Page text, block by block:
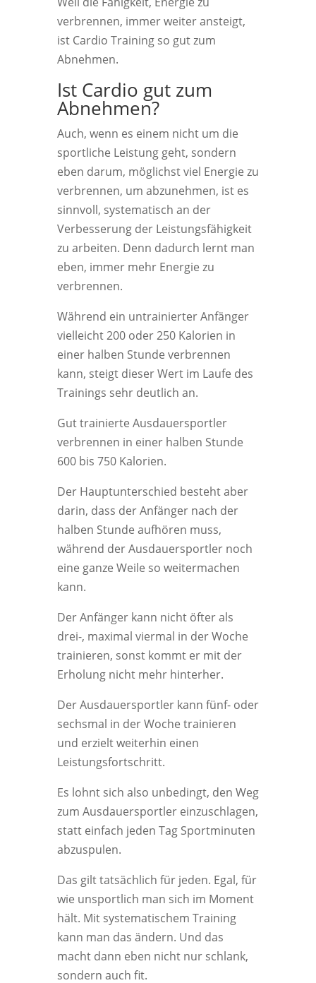
verbrennen, immer weiter ansteigt,
ist Cardio Training so gut zum
Abnehmen.
Ist Cardio gut zum
Abnehmen?
Auch, wenn es einem nicht um die
sportliche Leistung geht, sondern
eben darum, möglichst viel Energie zu
verbrennen, um abzunehmen, ist es
sinnvoll, systematisch an der
Verbesserung der Leistungsfähigkeit
zu arbeiten. Denn dadurch lernt man
eben, immer mehr Energie zu
verbrennen.
Während ein untrainierter Anfänger
vielleicht 200 oder 250 Kalorien in
einer halben Stunde verbrennen
kann, steigt dieser Wert im Laufe des
Trainings sehr deutlich an.
Gut trainierte Ausdauersportler
verbrennen in einer halben Stunde
600 bis 750 Kalorien.
Der Hauptunterschied besteht aber
darin, dass der Anfänger nach der
halben Stunde aufhören muss,
während der Ausdauersportler noch
eine ganze Weile so weitermachen
kann.
Der Anfänger kann nicht öfter als
drei-, maximal viermal in der Woche
trainieren, sonst kommt er mit der
Erholung nicht mehr hinterher.
Der Ausdauersportler kann fünf- oder
sechsmal in der Woche trainieren
und erzielt weiterhin einen
Leistungsfortschritt.
Es lohnt sich also unbedingt, den Weg
zum Ausdauersportler einzuschlagen,
statt einfach jeden Tag Sportminuten
abzuspulen.
Das gilt tatsächlich für jeden. Egal, für
wie unsportlich man sich im Moment
hält. Mit systematischem Training
kann man das ändern. Und das
macht dann eben nicht nur schlank,
sondern auch fit.